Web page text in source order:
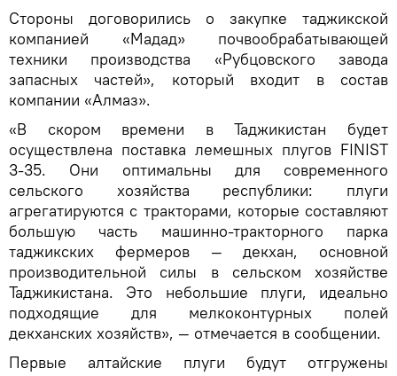
Стороны договорились о закупке таджикской
компанией «Мадад» почвообрабатывающей
техники производства «Рубцовского завода
запасных частей», который входит в состав
компании «Алмаз».
«В скором времени в Таджикистан будет
осуществлена поставка лемешных плугов FINIST
3-35. Они оптимальны для современного
сельского хозяйства республики: плуги
агрегатируются с тракторами, которые составляют
большую часть машинно-тракторного парка
таджикских фермеров — декхан, основной
производительной силы в сельском хозяйстве
Таджикистана. Это небольшие плуги, идеально
подходящие для мелкоконтурных полей
декханских хозяйств», — отмечается в сообщении.
Первые алтайские плуги будут отгружены